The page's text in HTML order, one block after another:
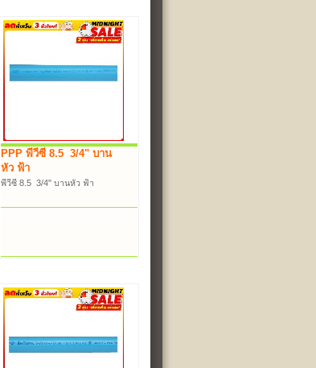
PPP พีวีซี 8.5 3/4" บาน
หัว ฟ้า
พีวีซี 8.5 3/4" บานหัว ฟ้า